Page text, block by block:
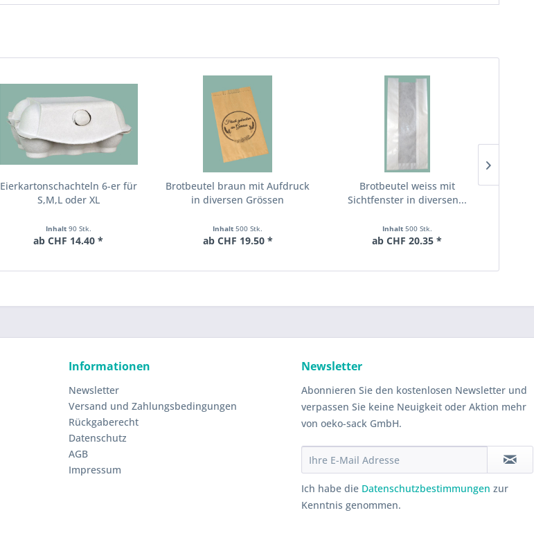
Eierkartonschachteln 6-er für
S,M,L oder XL
Inhalt 90 Stk.
ab CHF 14.40 *
Brotbeutel braun mit Aufdruck
in diversen Grössen
Inhalt500 Stk.
ab CHF 19.50 *
Brotbeutel weiss mit
Sichtfenster in diversen...
Inhalt 500 Stk.
ab CHF 20.35 *
Informationen
Newsletter
Versand und Zahlungsbedingungen
Rückgaberecht
Datenschutz
AGB
Impressum
Newsletter
Abonnieren Sie den kostenlosen Newsletter und
verpassen Sie keine Neuigkeit oder Aktion mehr
von oeko-sack GmbH.
Ich habe die Datenschutzbestimmungen zur
Kenntnis genommen.